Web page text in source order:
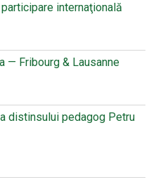
internaţională
— Fribourg & Lausanne
distinsului pedagog Petru